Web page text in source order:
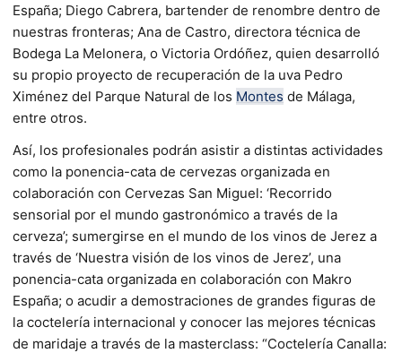
España; Diego Cabrera, bartender de renombre dentro de
nuestras fronteras; Ana de Castro, directora técnica de
Bodega La Melonera, o Victoria Ordóñez, quien desarrolló
su propio proyecto de recuperación de la uva Pedro
Ximénez del Parque Natural de los Montes de Málaga,
entre otros.
Así, los profesionales podrán asistir a distintas actividades
como la ponencia-cata de cervezas organizada en
colaboración con Cervezas San Miguel: ‘Recorrido
sensorial por el mundo gastronómico a través de la
cerveza’; sumergirse en el mundo de los vinos de Jerez a
través de ‘Nuestra visión de los vinos de Jerez’, una
ponencia-cata organizada en colaboración con Makro
España; o acudir a demostraciones de grandes figuras de
la coctelería internacional y conocer las mejores técnicas
de maridaje a través de la masterclass: “Coctelería Canalla: